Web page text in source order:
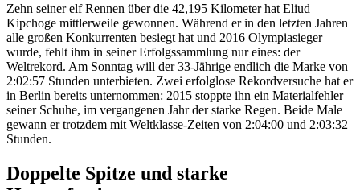
Zehn seiner elf Rennen über die 42,195 Kilometer hat Eliud
Kipchoge mittlerweile gewonnen. Während er in den letzten Jahren
alle großen Konkurrenten besiegt hat und 2016 Olympiasieger
wurde, fehlt ihm in seiner Erfolgssammlung nur eines: der
Weltrekord. Am Sonntag will der 33-Jährige endlich die Marke von
2:02:57 Stunden unterbieten. Zwei erfolglose Rekordversuche hat er
in Berlin bereits unternommen: 2015 stoppte ihn ein Materialfehler
seiner Schuhe, im vergangenen Jahr der starke Regen. Beide Male
gewann er trotzdem mit Weltklasse-Zeiten von 2:04:00 und 2:03:32
Stunden.
Doppelte Spitze und starke